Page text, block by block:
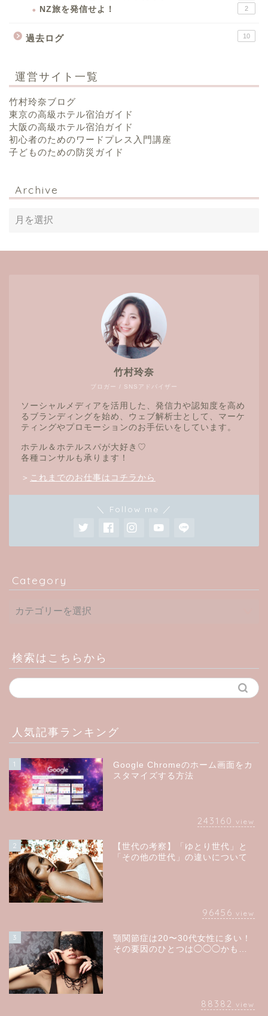
NZ旅を発信せよ！ 2
過去ログ 10
運営サイト一覧
竹村玲奈ブログ
東京の高級ホテル宿泊ガイド
大阪の高級ホテル宿泊ガイド
初心者のためのワードプレス入門講座
子どものための防災ガイド
Archive
ブロガー / SNSアドバイザー
竹村玲奈
ソーシャルメディアを活用した、発信力や認知度を高め
るブランディングを始め、ウェブ解析士として、マーケ
ティングやプロモーションのお手伝いをしています。
ホテル＆ホテルスパが大好き♡
各種コンサルも承ります！
＞ これまでのお仕事はコチラから
＼ Follow me ／
Category
検索はこちらから
人気記事ランキング
1
Google Chromeのホーム画面をカ
スタマイズする方法
243160 view
2
【世代の考察】「ゆとり世代」と
「その他の世代」の違いについて
96456 view
3
顎関節症は20〜30代女性に多い！
その要因のひとつは◯◯◯かも…
88382 view